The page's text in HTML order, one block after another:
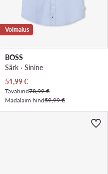
Võimalus
BOSS
Särk · Sinine
Praegune hind
51,99€
Tavahind78,99 €
Madalaim hind59,99 €